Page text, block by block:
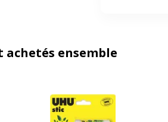
ensemble